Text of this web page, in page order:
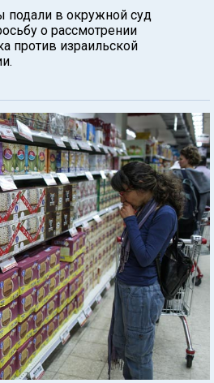
подали в окружной суд
о рассмотрении
против израильской